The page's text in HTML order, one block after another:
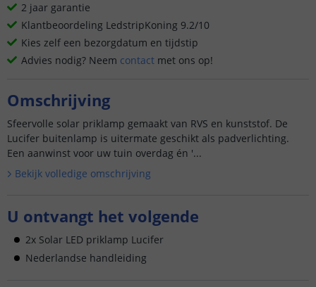
2 jaar garantie
Klantbeoordeling LedstripKoning 9.2/10
Kies zelf een bezorgdatum en tijdstip
Advies nodig? Neem contact met ons op!
Omschrijving
Sfeervolle solar priklamp gemaakt van RVS en kunststof. De
Lucifer buitenlamp is uitermate geschikt als padverlichting.
Een aanwinst voor uw tuin overdag én '...
Bekijk volledige omschrijving
U ontvangt het volgende
2x Solar LED priklamp Lucifer
Nederlandse handleiding